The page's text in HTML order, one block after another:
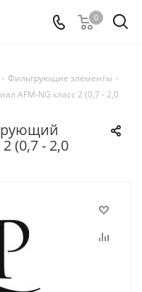
0
- Фильтрующие элементы -
AFM-NG класс 2 (0,7 - 2,0
(0,7 - 2,0